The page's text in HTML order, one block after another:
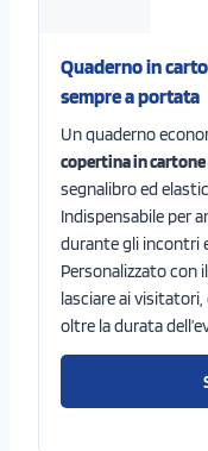
Quaderno in
sempre a portata
Un quaderno
copertina in
segnalibro ed
Indispensabile per
durante gli incontri
Personalizzato con
lasciare ai
oltre la durata